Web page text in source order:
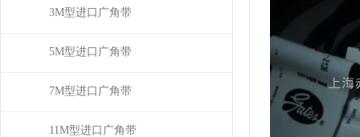
3M型进口广角带
5M型进口广角带
7M型进口广角带
11M型进口广角带